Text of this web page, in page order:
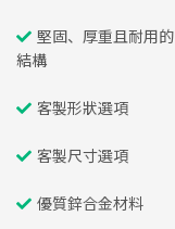
堅固、厚重且耐用的
結構
客製形狀選項
客製尺寸選項
優質鋅合金材料